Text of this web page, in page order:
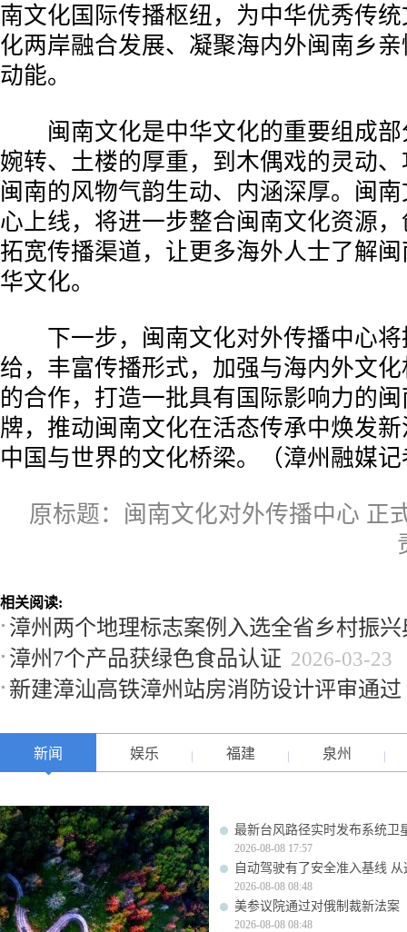
南文化国际传播枢纽，为中华优秀传
化两岸融合发展、凝聚海内外闽南乡
动能。
闽南文化是中华文化的重要组成部
婉转、土楼的厚重，到木偶戏的灵动
闽南的风物气韵生动、内涵深厚。闽
心上线，将进一步整合闽南文化资源
拓宽传播渠道，让更多海外人士了解
华文化。
下一步，闽南文化对外传播中心将
给，丰富传播形式，加强与海内外文
的合作，打造一批具有国际影响力的
牌，推动闽南文化在活态传承中焕发
中国与世界的文化桥梁。（漳州融媒
原标题：闽南文化对外传播中心 正
相关阅读:
漳州两个地理标志案例入选全省乡村振兴
漳州7个产品获绿色食品认证 2026-03-23
新建漳汕高铁漳州站房消防设计评审通过
新闻 娱乐 福建 泉州
最新台风路径实时发布系统卫
2026-08-08 17:57
自动驾驶有了安全准入基线
2026-08-08 08:48
美参议院通过对俄制裁新法案
2026-08-08 08:48